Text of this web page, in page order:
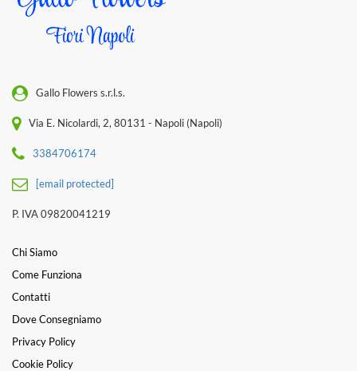
Gallo Flowers s.r.l.s.
Via E. Nicolardi, 2, 80131 - Napoli (Napoli)
3384706174
[email protected]
P. IVA 09820041219
Chi Siamo
Come Funziona
Contatti
Dove Consegniamo
Privacy Policy
Cookie Policy